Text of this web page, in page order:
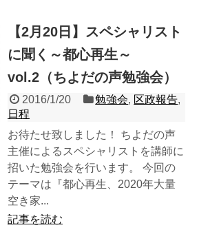
【2月20日】スペシャリスト
に聞く～都心再生～
vol.2（ちよだの声勉強会）
2016/1/20 勉強会, 区政報告,
日程
お待たせ致しました！ ちよだの声
主催によるスペシャリストを講師に
招いた勉強会を行います。 今回の
テーマは『都心再生、2020年大量
空き家...
記事を読む